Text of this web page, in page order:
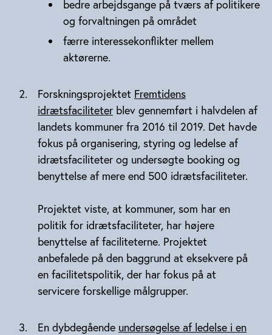
bedre arbejdsgange på tværs af politikere
og forvaltningen på området
færre interessekonflikter mellem
aktørerne.
Forskningsprojektet Fremtidens
idrætsfaciliteter blev gennemført i halvdelen af
landets kommuner fra 2016 til 2019. Det havde
fokus på organisering, styring og ledelse af
idrætsfaciliteter og undersøgte booking og
benyttelse af mere end 500 idrætsfaciliteter.
Projektet viste, at kommuner, som har en
politik for idrætsfaciliteter, har højere
benyttelse af faciliteterne. Projektet
anbefalede på den baggrund at eksekvere på
en facilitetspolitik, der har fokus på at
servicere forskellige målgrupper.
En dybdegående undersøgelse af ledelse i en